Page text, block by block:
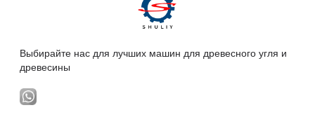
Выбирайте нас для лучших машин для древесного угля и
древесины